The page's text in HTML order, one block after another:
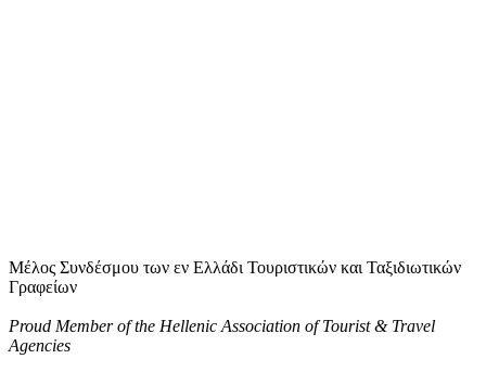
Μέλος Συνδέσμου των εν Ελλάδι Τουριστικών και Ταξιδιωτικών
Γραφείων
Proud Member of the Hellenic Association of Tourist & Travel
Agencies